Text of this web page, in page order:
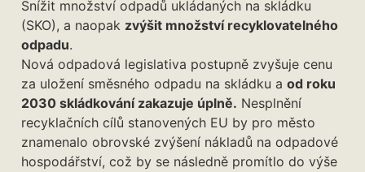
Snížit množství odpadů ukládaných na skládku
(SKO), a naopak zvýšit množství recyklovatelného
odpadu.
Nová odpadová legislativa postupně zvyšuje cenu
za uložení směsného odpadu na skládku a od roku
2030 skládkování zakazuje úplně. Nesplnění
recyklačních cílů stanovených EU by pro město
znamenalo obrovské zvýšení nákladů na odpadové
hospodářství, což by se následně promítlo do výše